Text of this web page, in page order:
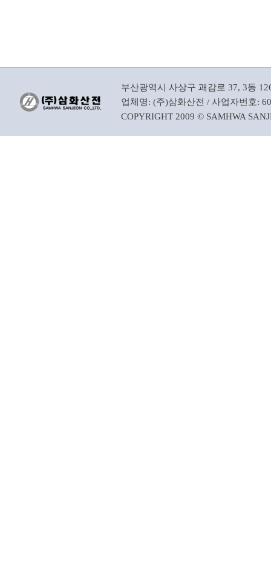
부산광역시 사상구 괘감로 37, 3동
업체명: (주)삼화산전 / 사업자번호:
COPYRIGHT 2009 © SAMHWA